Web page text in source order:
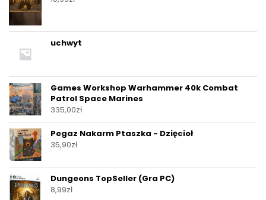
uchwyt
Games Workshop Warhammer 40k Combat
Patrol Space Marines
335,00zł
Pegaz Nakarm Ptaszka - Dzięcioł
35,90zł
Dungeons TopSeller (Gra PC)
8,99zł